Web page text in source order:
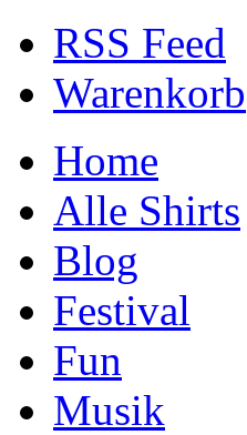
RSS Feed
Warenkorb
Home
Alle Shirts
Blog
Festival
Fun
Musik